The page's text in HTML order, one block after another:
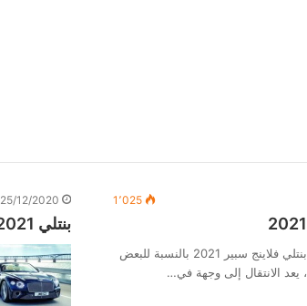
1٬025
بنتلي فلاينج سبير 2021 بالنسبة للبعض
، يعد الانتقال إلى وجهة في…
25/12/2020
بنتلي 2021 كونتيننتال جي تي